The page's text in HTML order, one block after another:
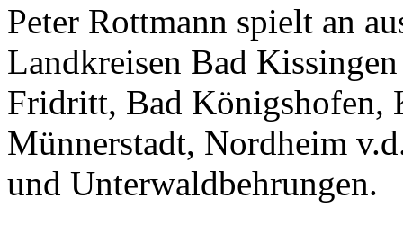
Peter Rottmann spielt an
Landkreisen Bad
Fridritt, Bad Königshofen,
Münnerstadt, Nordheim
und Unterwaldbehrungen.